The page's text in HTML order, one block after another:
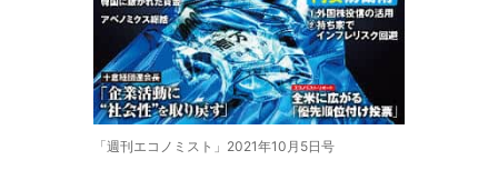
「週刊エコノミスト」2021年10月5日号